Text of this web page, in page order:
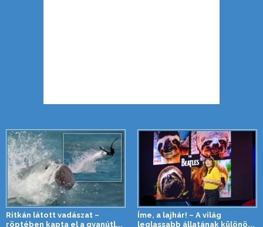
Ritkán látott vadászat –
röptében kapta el a gyanútl...
Íme, a lajhár! – A világ
leglassabb állatának különö...